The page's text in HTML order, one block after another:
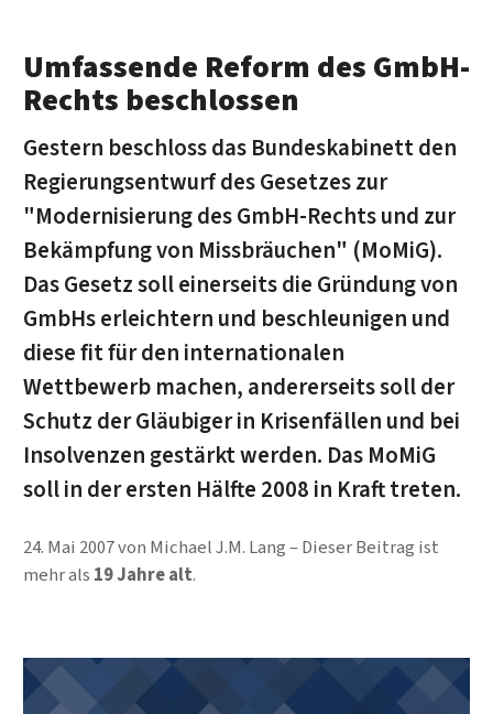
Umfassende Reform des GmbH-
Rechts beschlossen
Gestern beschloss das Bundeskabinett den
Regierungsentwurf des Gesetzes zur
"Modernisierung des GmbH-Rechts und zur
Bekämpfung von Missbräuchen" (MoMiG).
Das Gesetz soll einerseits die Gründung von
GmbHs erleichtern und beschleunigen und
diese fit für den internationalen
Wettbewerb machen, andererseits soll der
Schutz der Gläubiger in Krisenfällen und bei
Insolvenzen gestärkt werden. Das MoMiG
soll in der ersten Hälfte 2008 in Kraft treten.
24. Mai 2007von Michael J.M. Lang
Dieser Beitrag ist
mehr als 19 Jahre alt.